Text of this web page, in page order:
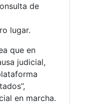
de
lugar.
que en
judicial,
en marcha.